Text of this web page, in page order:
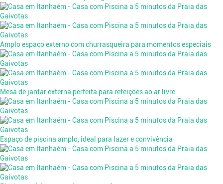
Amplo espaço externo com churrasqueira para momentos especiais
Mesa de jantar externa perfeita para refeições ao ar livre
Espaço de piscina amplo, ideal para lazer e convivência